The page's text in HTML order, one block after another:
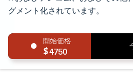
グメント化されています。
4750